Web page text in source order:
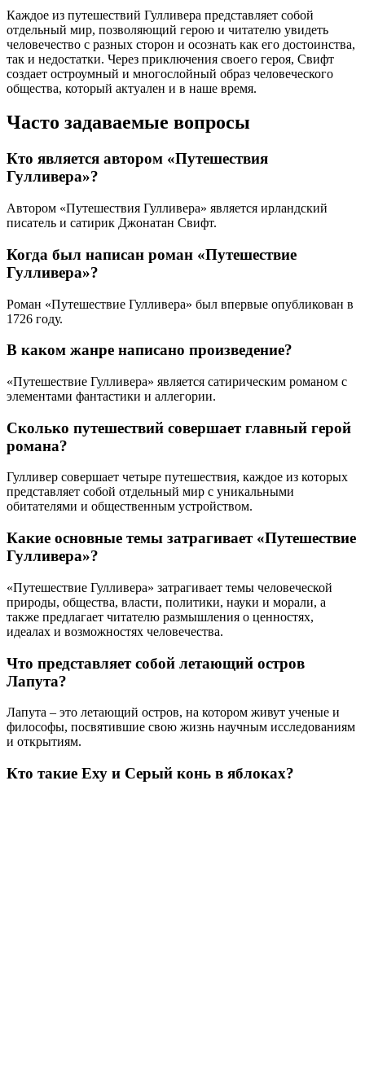
Каждое из путешествий Гулливера представляет собой
отдельный мир, позволяющий герою и читателю увидеть
человечество с разных сторон и осознать как его достоинства,
так и недостатки. Через приключения своего героя, Свифт
создает остроумный и многослойный образ человеческого
общества, который актуален и в наше время.
Часто задаваемые вопросы
Кто является автором «Путешествия
Гулливера»?
Автором «Путешествия Гулливера» является ирландский
писатель и сатирик Джонатан Свифт.
Когда был написан роман «Путешествие
Гулливера»?
Роман «Путешествие Гулливера» был впервые опубликован в
1726 году.
В каком жанре написано произведение?
«Путешествие Гулливера» является сатирическим романом с
элементами фантастики и аллегории.
Сколько путешествий совершает главный герой
романа?
Гулливер совершает четыре путешествия, каждое из которых
представляет собой отдельный мир с уникальными
обитателями и общественным устройством.
Какие основные темы затрагивает «Путешествие
Гулливера»?
«Путешествие Гулливера» затрагивает темы человеческой
природы, общества, власти, политики, науки и морали, а
также предлагает читателю размышления о ценностях,
идеалах и возможностях человечества.
Что представляет собой летающий остров
Лапута?
Лапута – это летающий остров, на котором живут ученые и
философы, посвятившие свою жизнь научным исследованиям
и открытиям.
Кто такие Еху и Серый конь в яблоках?